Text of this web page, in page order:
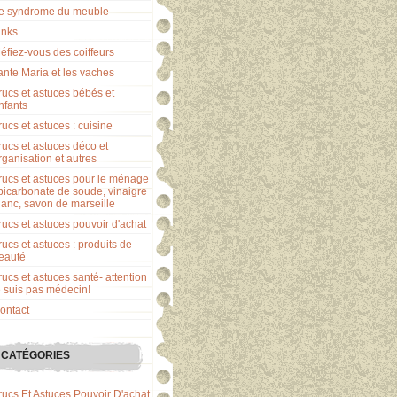
syndrome du meuble
vous des coiffeurs
Maria et les vaches
et astuces bébés et
et astuces : cuisine
et astuces déco et
et autres
et astuces pour le ménage
de soude, vinaigre
savon de marseille
et astuces pouvoir d'achat
et astuces : produits de
et astuces santé- attention
suis pas médecin!
CATÉGORIES
Et Astuces Pouvoir D'achat